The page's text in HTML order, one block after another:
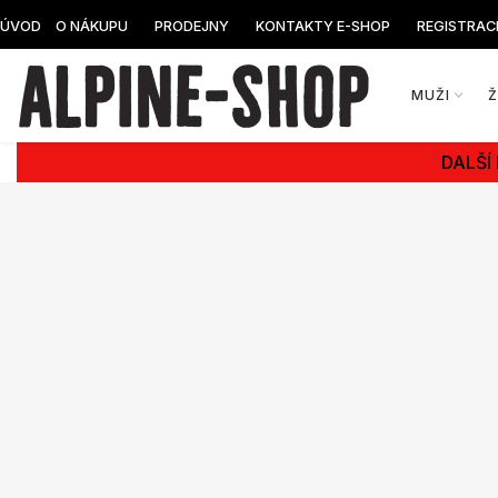
ÚVOD O NÁKUPU PRODEJNY KONTAKTY E-SHOP
MUŽI
DALŠÍ